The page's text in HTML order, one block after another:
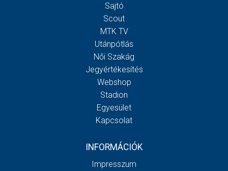
Sajtó
Scout
MTK TV
Utánpótlás
Női Szakág
Jegyértékesítés
Webshop
Stadion
Egyesület
Kapcsolat
INFORMÁCIÓK
Impresszum